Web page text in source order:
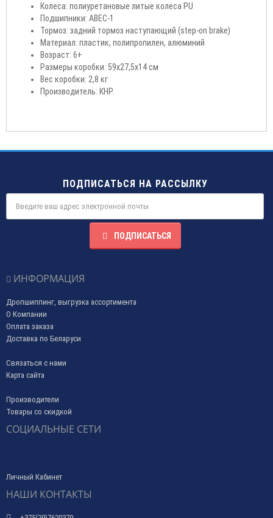
Колеса: полиуретановые литые колеса PU
Подшипники: ABEC-1
Тормоз: задний тормоз наступающий (step-on brake)
Материал: пластик, полипропилен, алюминий
Возраст: 6+
Размеры коробки: 59х27,5х14 см
Вес коробки: 2,8 кг
Производитель: КНР.
ПОДПИСАТЬСЯ НА РАССЫЛКУ
ПОДПИСАТЬСЯ
ИНФОРМАЦИЯ
Дропшиппинг, выгрузка ассортимента
О Компании
Оплата заказа
Доставка по Беларуси
Связаться с нами
Карта сайта
Производители
Товары со скидкой
СОЦИАЛЬНЫЕ СЕТИ
Личный Кабинет
НАШИ КОНТАКТЫ